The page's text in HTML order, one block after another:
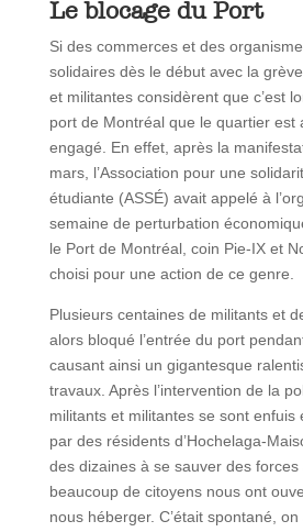
Le blocage du Port
Si des commerces et des
solidaires dès le début avec la
et militantes considèrent que c’est
port de Montréal que le quartier est
engagé. En effet, après la
mars, l’Association pour une
étudiante (ASSÉ) avait appelé à
semaine de perturbation
le Port de Montréal, coin Pie-IX et
choisi pour une action de ce genre.
Plusieurs centaines de militants et
alors bloqué l’entrée du port
causant ainsi un gigantesque
travaux. Après l’intervention de la
militants et militantes se sont enfuis
par des résidents d’Hochelaga-
des dizaines à se sauver des
beaucoup de citoyens nous ont
nous héberger. C’était spontané,